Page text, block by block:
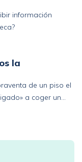
información
la
de un piso el
a coger un
estamos pensando